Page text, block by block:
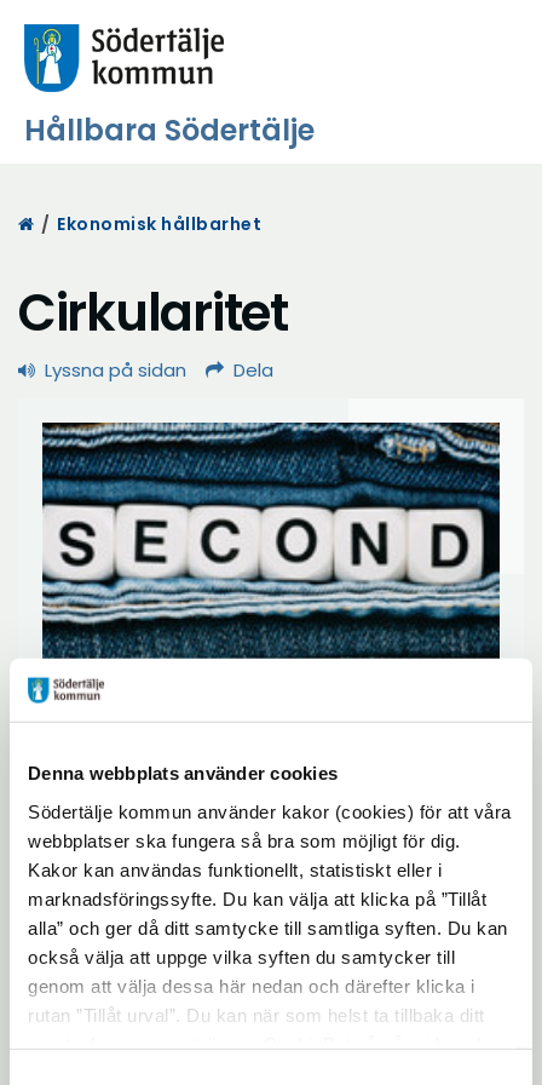
Denna webbplats använder cookies
Södertälje kommun använder kakor (cookies) för att våra
webbplatser ska fungera så bra som möjligt för dig.
Kakor kan användas funktionellt, statistiskt eller i
marknadsföringssyfte. Du kan välja att klicka på ”Tillåt
alla” och ger då ditt samtycke till samtliga syften. Du kan
också välja att uppge vilka syften du samtycker till
genom att välja dessa här nedan och därefter klicka i
rutan ”Tillåt urval”. Du kan när som helst ta tillbaka ditt
Hållbara Södertälje
Start
/ Ekonomisk hållbarhet
Cirkularitet
Lyssna på sidan Dela
Cirkulär ekonomi
Cirkulär ekonomi visar på betydelsen att
återanvända naturresurser på ett hållbart
sätt. Motsatsen är linjär produktion och
konsumtion där varor till slut blir avfall,